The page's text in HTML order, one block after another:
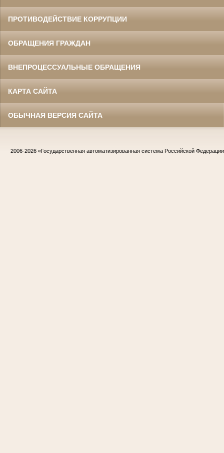
ПРОТИВОДЕЙСТВИЕ КОРРУПЦИИ
ОБРАЩЕНИЯ ГРАЖДАН
ВНЕПРОЦЕССУАЛЬНЫЕ ОБРАЩЕНИЯ
КАРТА САЙТА
ОБЫЧНАЯ ВЕРСИЯ САЙТА
2006-2026 «Государственная автоматизированная система Российской